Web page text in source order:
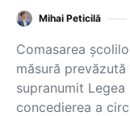
Mihai Peticilă
Comasarea
măsură
supranumit
concedierea a